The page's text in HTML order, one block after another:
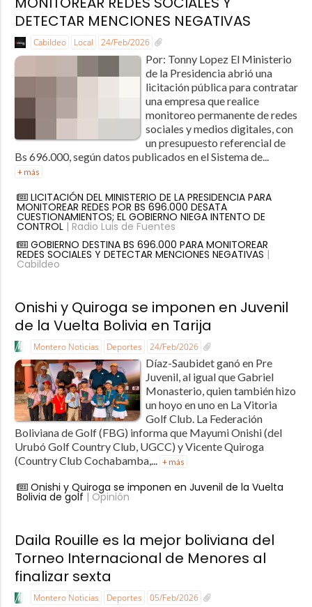
DETECTAR MENCIONES NEGATIVAS
Cabildeo Local 24/Feb/2026
Por: Tonny Lopez El Ministerio
de la Presidencia abrió una
licitación pública para contratar
una empresa que realice
monitoreo permanente de redes
sociales y medios digitales, con
un presupuesto referencial de
Bs 696.000, según datos publicados en el Sistema de...
+ más
LICITACIÓN DEL MINISTERIO DE LA PRESIDENCIA PARA
MONITOREAR REDES POR BS 696.000 DESATA
CUESTIONAMIENTOS; EL GOBIERNO NIEGA INTENTO DE
CONTROL| Radio Luis de Fuentes
GOBIERNO DESTINA BS 696.000 PARA MONITOREAR
REDES SOCIALES Y DETECTAR MENCIONES NEGATIVAS |
Cabildeo
Onishi y Quiroga se imponen en Juvenil
de la Vuelta Bolivia en Tarija
Montero Noticias Deportes 24/Feb/2026
Díaz-Saubidet ganó en Pre
Juvenil, al igual que Gabriel
Monasterio, quien también hizo
un hoyo en uno en La Vitoria
Golf Club. La Federación
Boliviana de Golf (FBG) informa que Mayumi Onishi (del
Urubó Golf Country Club, UGCC) y Vicente Quiroga
(Country Club Cochabamba,... + más
Onishi y Quiroga se imponen en Juvenil de la Vuelta
Bolivia de golf | Opinión
Daila Rouille es la mejor boliviana del
Torneo Internacional de Menores al
finalizar sexta
Montero Noticias Deportes 05/Feb/2026